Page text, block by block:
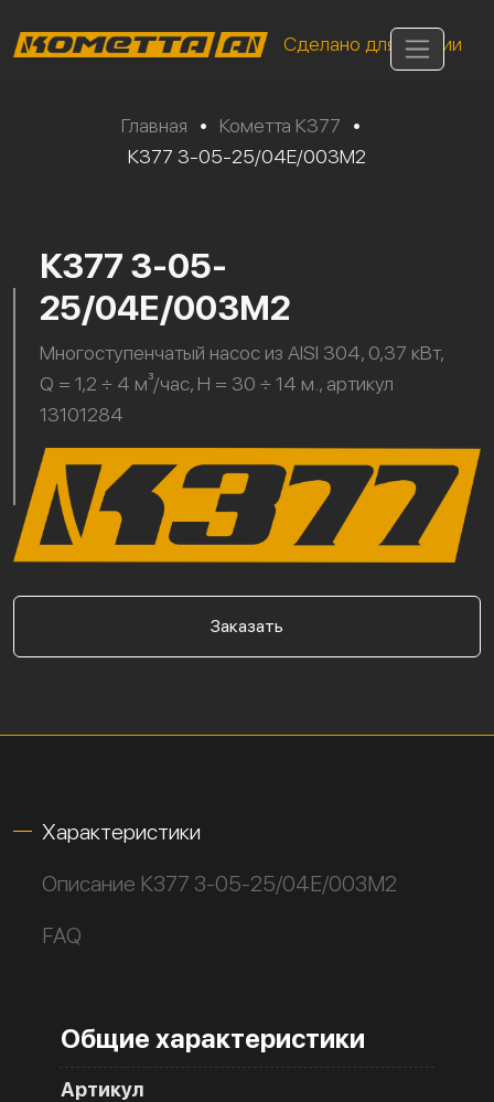
Сделано для России
Главная • Кометта К377
•
К377 3-05-25/04Е/003М2
К377 3-05-
25/04Е/003М2
Многоступенчатый насос из AISI 304, 0,37 кВт,
Q = 1,2 ÷ 4 м³/час, H = 30 ÷ 14 м., артикул
13101284
Заказать
Характеристики
Описание К377 3-05-25/04Е/003М2
FAQ
Общие характеристики
Артикул